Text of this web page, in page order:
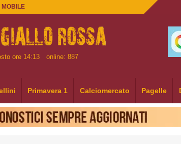
MOBILE
ore 14:13 online: 887
Primavera 1 Calciomercato Pagelle